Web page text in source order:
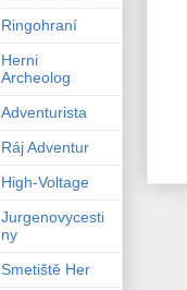
Ringohraní
Herni
Archeolog
Adventurista
Ráj Adventur
High-Voltage
Jurgenovycesti
ny
Smetiště Her